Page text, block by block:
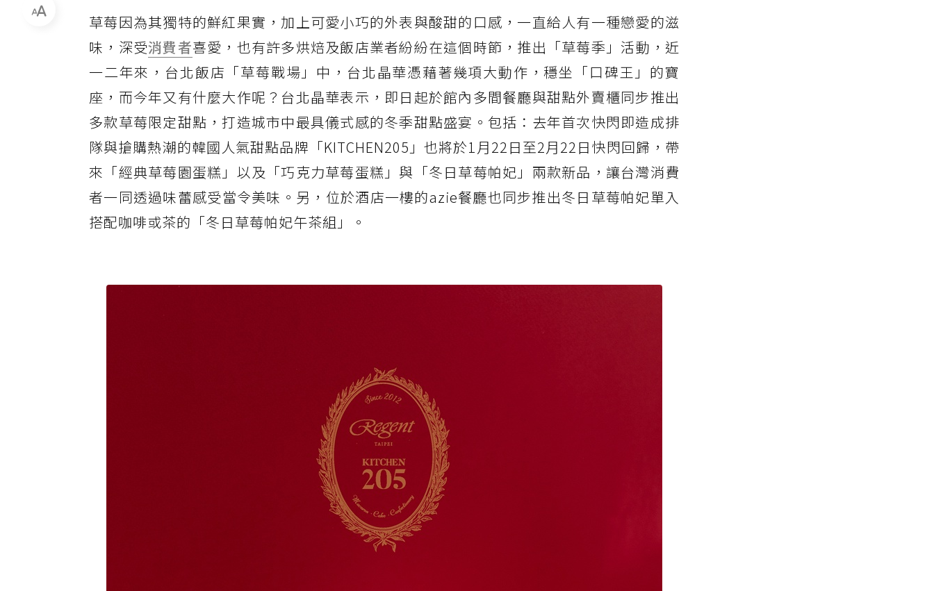
草莓因為其獨特的鮮紅果實，加上可愛小巧的外表與酸甜的口感，一直給人有一種戀愛的滋
味，深受消費者喜愛，也有許多烘焙及飯店業者紛紛在這個時節，推出「草莓季」活動，近
一二年來，台北飯店「草莓戰場」中，台北晶華憑藉著幾項大動作，穩坐「口碑王」的寶
座，而今年又有什麼大作呢？台北晶華表示，即日起於館內多間餐廳與甜點外賣櫃同步推出
多款草莓限定甜點，打造城市中最具儀式感的冬季甜點盛宴。包括：去年首次快閃即造成排
隊與搶購熱潮的韓國人氣甜點品牌「KITCHEN205」也將於1月22日至2月22日快閃回歸，帶
來「經典草莓園蛋糕」以及「巧克力草莓蛋糕」與「冬日草莓帕妃」兩款新品，讓台灣消費
者一同透過味蕾感受當令美味。另，位於酒店一樓的azie餐廳也同步推出冬日草莓帕妃單入
搭配咖啡或茶的「冬日草莓帕妃午茶組」。